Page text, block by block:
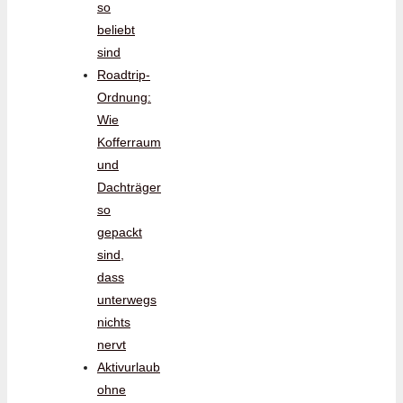
so
beliebt
sind
Roadtrip-
Ordnung:
Wie
Kofferraum
und
Dachträger
so
gepackt
sind,
dass
unterwegs
nichts
nervt
Aktivurlaub
ohne